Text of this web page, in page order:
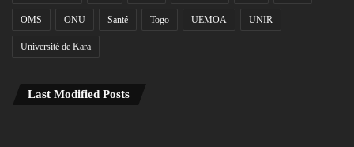
OMS ONU Santé Togo UEMOA UNIR
Université de Kara
Last Modified Posts